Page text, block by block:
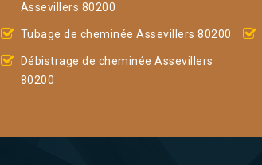
Assevillers 80200
Tubage de cheminée Assevillers 80200
Débistrage de cheminée Assevillers
80200